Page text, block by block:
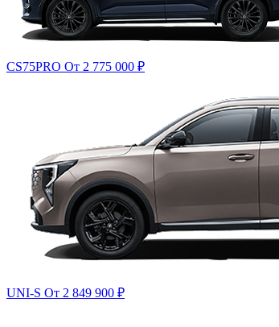
CS75PRO От 2 775 000 ₽
UNI-S От 2 849 900 ₽